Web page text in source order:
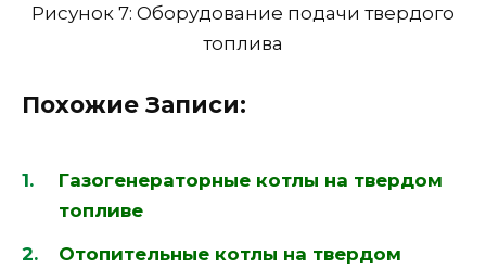
Рисунок 7: Оборудование подачи твердого
топлива
Похожие Записи:
Газогенераторные котлы на твердом
топливе
Отопительные котлы на твердом